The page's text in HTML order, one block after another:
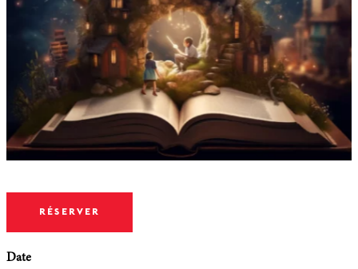
RÉSERVER
Date